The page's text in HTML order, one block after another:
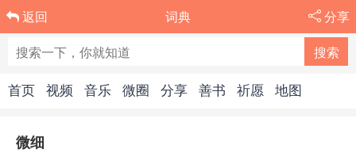
返回 词典 分享
首页 视频 音乐 微圈 分享 善书 祈愿 地图
微细